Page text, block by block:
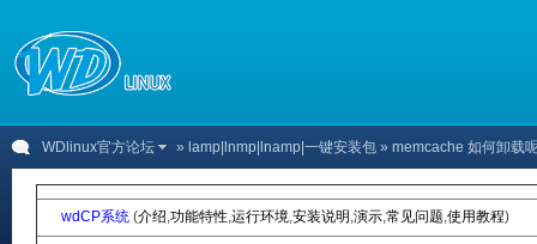
WDlinux官方论坛 » lamp|lnmp|lnamp|一键安装包 » memcache 如何卸载
wdCP系统 (介绍,功能特性,运行环境,安装说明 ,演示,常见问题,使用教程)